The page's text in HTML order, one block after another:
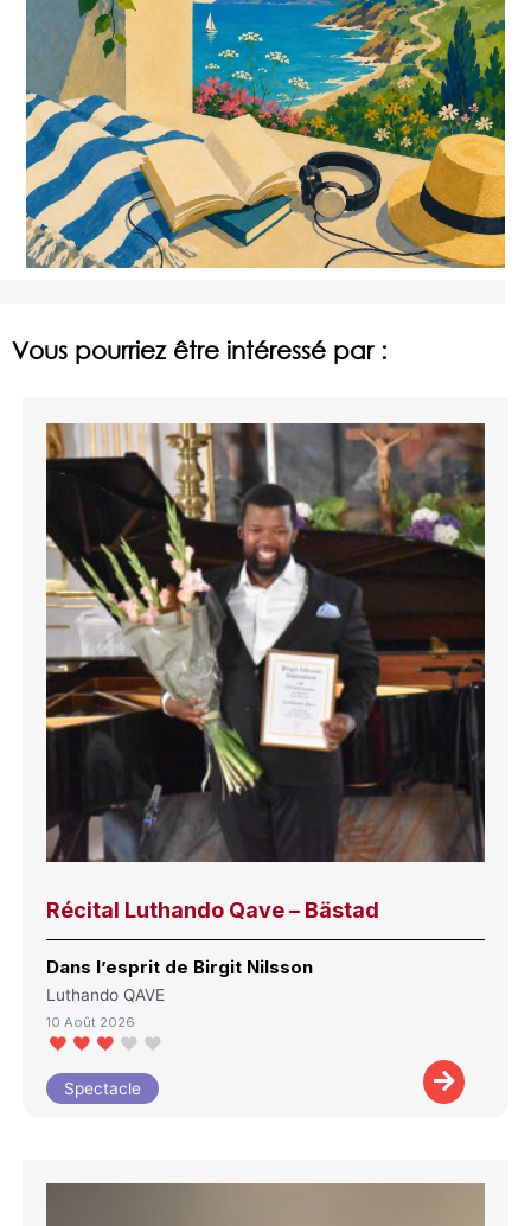
Vous pourriez être intéressé par :
Récital Luthando Qave – Bästad
Dans l’esprit de Birgit Nilsson
Luthando QAVE
10 Août 2026
Spectacle